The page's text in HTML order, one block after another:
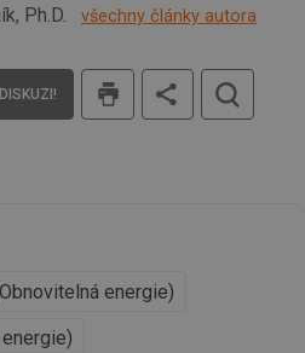
Ph.D. všechny články autora
energie)
Nezařazené
Výkonové soubory
Funkční soubory